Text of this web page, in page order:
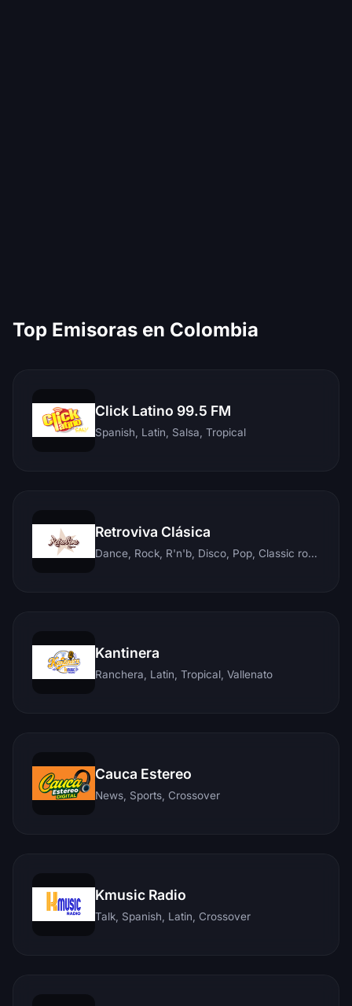
Top Emisoras en Colombia
Click Latino 99.5 FM
Spanish, Latin, Salsa, Tropical
Retroviva Clásica
Dance, Rock, R'n'b, Disco, Pop, Classic rock, Techno, Reggae
Kantinera
Ranchera, Latin, Tropical, Vallenato
Cauca Estereo
News, Sports, Crossover
Kmusic Radio
Talk, Spanish, Latin, Crossover